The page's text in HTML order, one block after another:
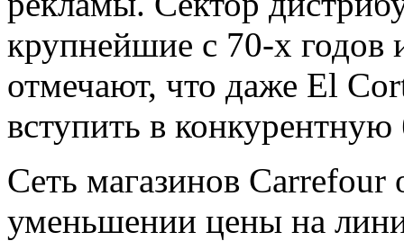
крупнейшие с 70-х годов
отмечают, что даже El
вступить в конкурентную
Сеть магазинов
уменьшении цены на